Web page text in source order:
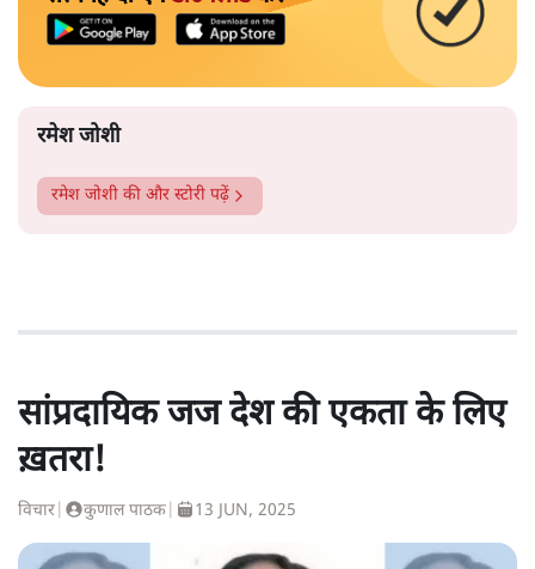
रमेश जोशी
रमेश जोशी की और स्टोरी पढ़ें
सांप्रदायिक जज देश की एकता के लिए
ख़तरा!
विचार कुणाल पाठक 13 JUN, 2025